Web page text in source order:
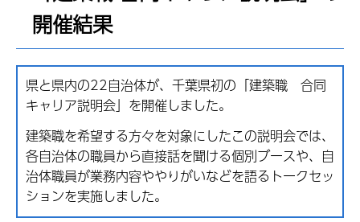
開催結果
県と県内の22自治体が、千葉県初の「建築職 合同
キャリア説明会」を開催しました。
建築職を希望する方々を対象にしたこの説明会では、
各自治体の職員から直接話を聞ける個別ブースや、自
治体職員が業務内容ややりがいなどを語るトークセッ
ションを実施しました。